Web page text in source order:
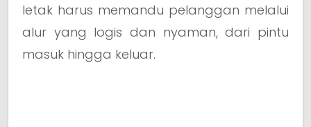
letak harus memandu pelanggan melalui
alur yang logis dan nyaman, dari pintu
masuk hingga keluar.